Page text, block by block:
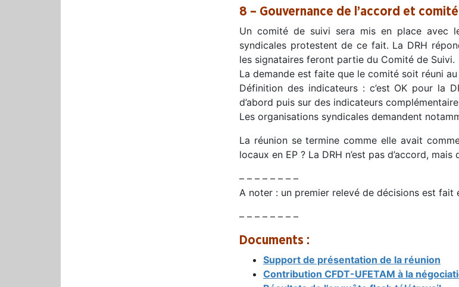
8 – Gouvernance de l’accord et
Un comité de suivi sera mis en place avec
syndicales protestent de ce fait. La DRH
les signataires feront partie du Comité de Suivi.
La demande est faite que le comité soit réuni
Définition des indicateurs : c’est OK pour la
d’abord puis sur des indicateurs
Les organisations syndicales demandent
La réunion se termine comme elle avait
locaux en EP ? La DRH n’est pas d’accord,
– – – – – – – –
A noter : un premier relevé de décisions est fait
– – – – – – – –
Documents :
Support de présentation de la réunion
Contribution CFDT-UFETAM à la